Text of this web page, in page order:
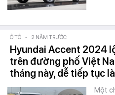
Ô TÔ - 2 NĂM TRƯỚC
Hyundai Accent 2024
trên đường phố Việt
tháng này, dễ tiếp tục
Một